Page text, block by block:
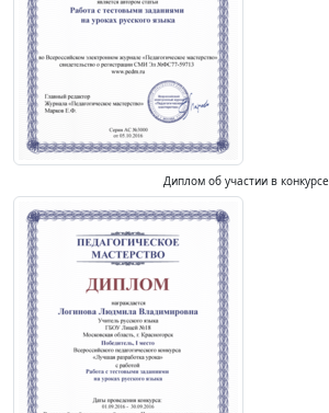
Диплом об участии в конкурсе